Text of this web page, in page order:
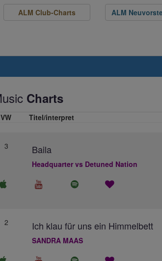
ALM Club-Charts ALM
Charts
VW Titel/interpret
3 Baila
Headquarter vs Detuned Nation
2 Ich klau für uns ein Himmelbett
SANDRA MAAS